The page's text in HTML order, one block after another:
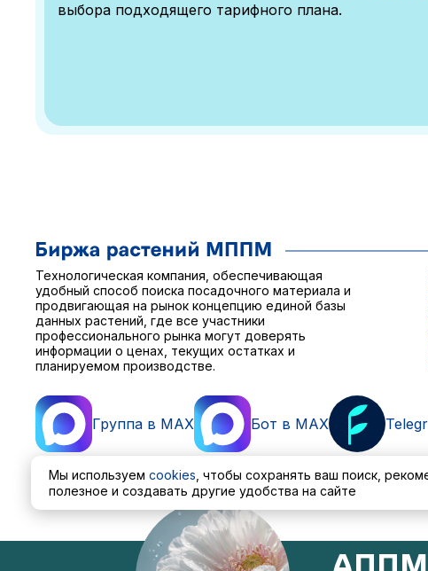
выбора подходящего тарифного плана.
Технологическая компания, обеспечивающая
удобный способ поиска посадочного материала и
продвигающая на рынок концепцию единой базы
данных растений, где все участники
профессионального рынка могут доверять
информации о ценах, текущих остатках и
планируемом производстве.
Группа в MAX Бот в MAX
Пользовательское соглашениеПолитика обработки
Мы используем cookies , чтобы сохранять ваш поиск,
полезное и создавать другие удобства на сайте